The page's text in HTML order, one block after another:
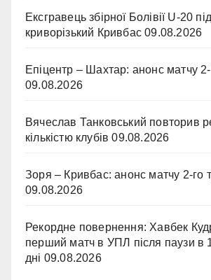
Ексгравець збірної Болівії U-20
криворізький Кривбас 09.08.2026
Епіцентр – Шахтар: анонс матчу
09.08.2026
Вячеслав Танковський повторив
кількістю клубів 09.08.2026
Зоря – Кривбас: анонс матчу 2-го
09.08.2026
Рекордне повернення: Хавбек
перший матч в УПЛ після паузи в
дні 09.08.2026